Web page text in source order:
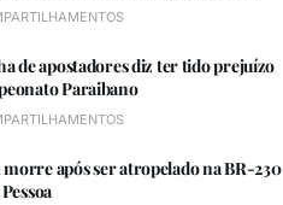
de apostadores diz ter tido prejuízo
Paraibano
após ser atropelado na BR-230